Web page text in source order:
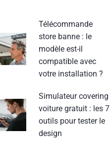
Télécommande
store banne : le
modèle est-il
compatible avec
votre installation ?
Simulateur covering
voiture gratuit : les 7
outils pour tester le
design